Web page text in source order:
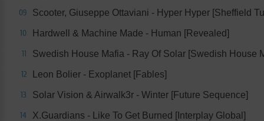
09 Scooter, Giuseppe Ottaviani - Hyper Hyper [Sheffield
10 Hardwell & Machine Made - Human [Revealed]
11 Swedish House Mafia - Ray Of Solar [Swedish House
12 Leon Bolier - Exoplanet [Fables]
13 Solar Vision & Airwalk3r - Winter [Future Sequence]
14 X.Guardians - Like To Get Burned [Interplay Global]